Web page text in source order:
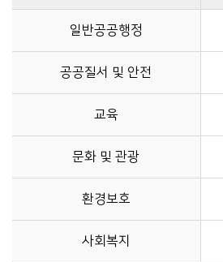
일반공공행정
공공질서 및 안전
교육
문화 및 관광
환경보호
사회복지